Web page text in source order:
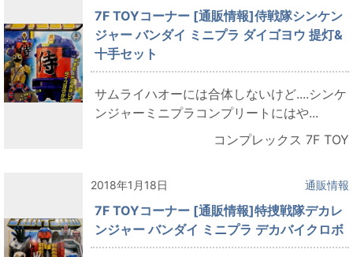
7F TOYコーナー [通販情報]侍戦隊シンケン
ジャー バンダイ ミニプラ ダイゴヨウ 提灯&
十手セット
サムライハオーには合体しないけど....シンケ
ンジャーミニプラコンプリートにはや...
コンプレックス 7F TOY
2018年1月18日 通販情報
7F TOYコーナー [通販情報]特捜戦隊デカレ
ンジャー バンダイ ミニプラ デカバイクロボ